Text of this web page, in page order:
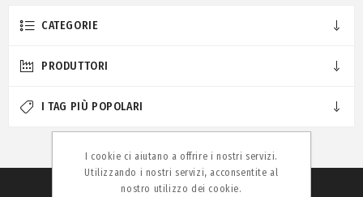
CATEGORIE
PRODUTTORI
I TAG PIÙ POPOLARI
I cookie ci aiutano a offrire i nostri servizi.
Utilizzando i nostri servizi, acconsentite al
nostro utilizzo dei cookie.